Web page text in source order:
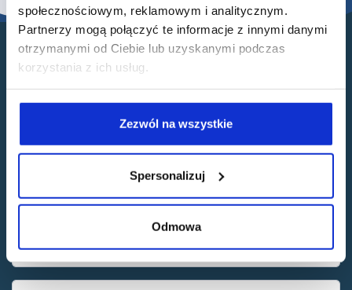
społecznościowym, reklamowym i analitycznym.
Partnerzy mogą połączyć te informacje z innymi danymi
otrzymanymi od Ciebie lub uzyskanymi podczas
korzystania z ich usług.
Zezwól na wszystkie
Spersonalizuj
Odmowa
Skontaktuj się z nami
Jesteś zainteresowany ofertą? A może po prostu
chcesz o coś zapytać? Zapraszamy do
niezobowiązującego kontaktu!